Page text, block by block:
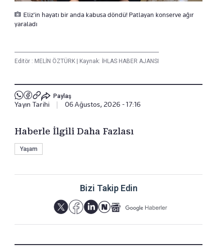
Eliz'in hayatı bir anda kabusa döndü! Patlayan konserve ağır
yaraladı
Editör : MELİN ÖZTÜRK Kaynak: İHLAS HABER AJANSI
Paylaş
Yayın Tarihi 06 Ağustos, 2026 - 17:16
Haberle İlgili Daha Fazlası
Yaşam
Bizi Takip Edin